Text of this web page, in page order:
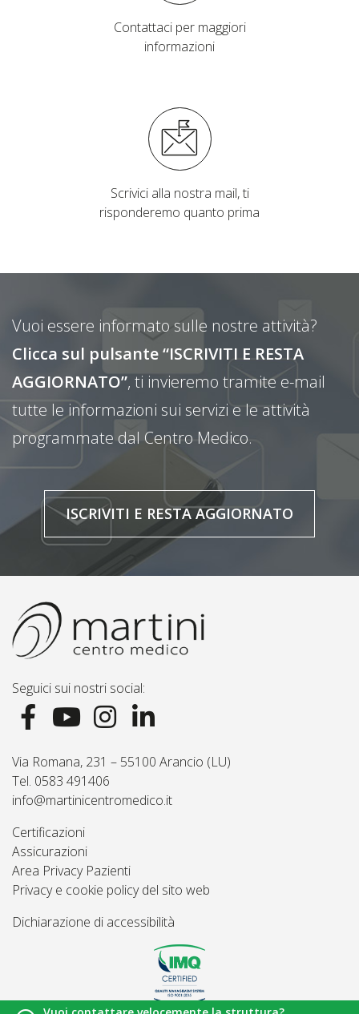
Contattaci per maggiori
informazioni
Scrivici alla nostra mail, ti
risponderemo quanto prima
Vuoi essere informato sulle nostre attività?
Clicca sul pulsante “ISCRIVITI E RESTA
AGGIORNATO”, ti invieremo tramite e-mail
tutte le informazioni sui servizi e le attività
programmate dal Centro Medico.
ISCRIVITI E RESTA AGGIORNATO
Seguici sui nostri social:
Via Romana, 231 – 55100 Arancio (LU)
Tel. 0583 491406
info@martinicentromedico.it
Certificazioni
Assicurazioni
Area Privacy Pazienti
Privacy e cookie policy del sito web
Dichiarazione di accessibilità